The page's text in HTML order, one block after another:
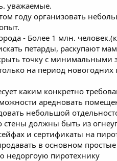
уважаемые.
году организовать
- Более 1 млн.
петарды, раскупают
точку с минимальными
на период
каким конкретно
аредновать
небольшой
стены должны быть из
и сертификаты на
в основном
недоргоую пиротехнику